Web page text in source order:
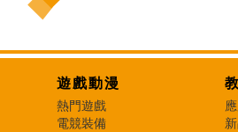
遊戲動漫
熱門遊戲
電競裝備